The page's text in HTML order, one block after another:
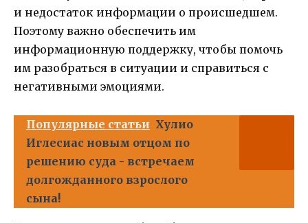
и недостаток информации о происшедшем.
Поэтому важно обеспечить им
информационную поддержку, чтобы помочь
им разобраться в ситуации и справиться с
негативными эмоциями.
Популярные статьи Хулио
Иглесиас новым отцом по
решению суда - встречаем
долгожданного взрослого
сына!